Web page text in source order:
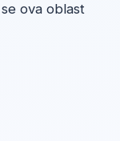
ova oblast